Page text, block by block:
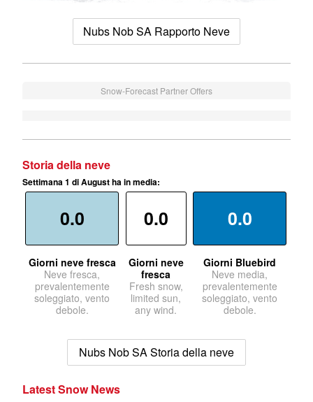
Nubs Nob SA Rapporto Neve
Snow-Forecast Partner Offers
Storia della neve
Settimana 1 di August ha in media:
0.0
Giorni neve fresca
Neve fresca,
prevalentemente
soleggiato, vento
debole.
0.0
Giorni neve
fresca
Fresh snow,
limited sun,
any wind.
0.0
Giorni Bluebird
Neve media,
prevalentemente
soleggiato, vento
debole.
Nubs Nob SA Storia della neve